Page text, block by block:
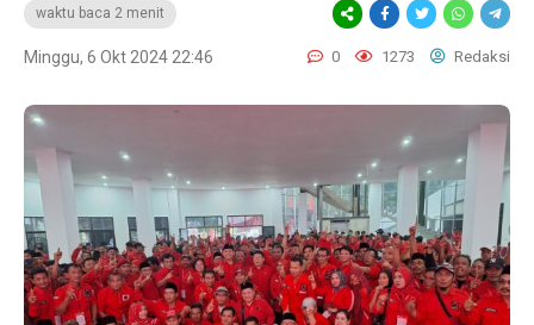
waktu baca 2 menit
Minggu, 6 Okt 2024 22:46 0 1273 Redaksi